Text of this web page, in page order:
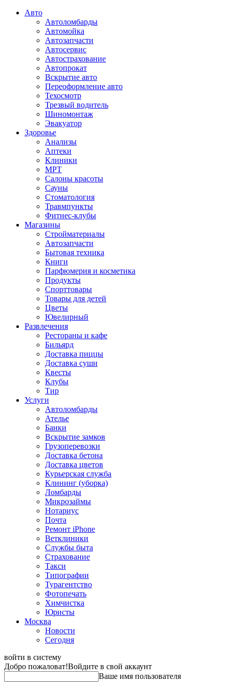
Авто
Автоломбарды
Автомойка
Автозапчасти
Автосервис
Автострахование
Автопрокат
Вскрытие авто
Переоформление авто
Техосмотр
Трезвый водитель
Шиномонтаж
Эвакуатор
Здоровье
Анализы
Аптеки
Клиники
МРТ
Салоны красоты
Сауны
Стоматология
Травмпункты
Фитнес-клубы
Магазины
Стройматериалы
Автозапчасти
Бытовая техника
Книги
Парфюмерия и косметика
Продукты
Спорттовары
Товары для детей
Цветы
Ювелирный
Развлечения
Рестораны и кафе
Бильярд
Доставка пиццы
Доставка суши
Квесты
Клубы
Тир
Услуги
Автоломбарды
Ателье
Банки
Вскрытие замков
Грузоперевозки
Доставка бетона
Доставка цветов
Курьерская служба
Клининг (уборка)
Ломбарды
Микрозаймы
Нотариус
Почта
Ремонт iPhone
Ветклиники
Службы быта
Страхование
Такси
Типографии
Турагентство
Фотопечать
Химчистка
Юристы
Москва
Новости
Сегодня
войти в систему
Добро пожаловат!Войдите в свой аккаунт
Ваше имя пользователя